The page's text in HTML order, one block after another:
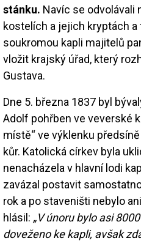
stánku. Navíc se odvolávali
kostelích a jejich kryptách a
soukromou kapli majitelů
vložit krajský úřad, který
Gustava.
Dne 5. března 1837 byl
Adolf pohřben ve veverské
místě“ ve výklenku
kůr. Katolická církev byla
nenacházela v hlavní lodi
zavázal postavit
rok a po staveništi nebylo
hlásil: „V únoru bylo asi
doveženo ke kapli, avšak